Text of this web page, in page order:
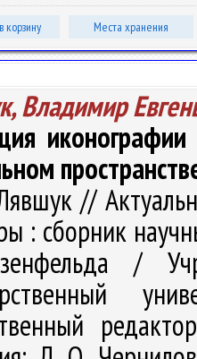
корзину Места хранения
Владимир
//
: сборник
/